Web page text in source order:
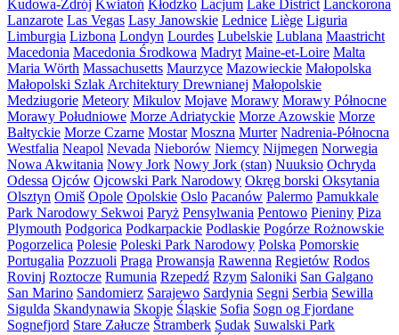
Kudowa-Zdrój Kwiatoń Kłodzko Lacjum Lake District Lanckorona
Lanzarote Las Vegas Lasy Janowskie Lednice Liège Liguria
Limburgia Lizbona Londyn Lourdes Lubelskie Lublana Maastricht
Macedonia Macedonia Środkowa Madryt Maine-et-Loire Malta
Maria Wörth Massachusetts Maurzyce Mazowieckie Małopolska
Małopolski Szlak Architektury Drewnianej Małopolskie
Medziugorie Meteory Mikulov Mojave Morawy Morawy Północne
Morawy Południowe Morze Adriatyckie Morze Azowskie Morze
Bałtyckie Morze Czarne Mostar Moszna Murter Nadrenia-Północna
Westfalia Neapol Nevada Nieborów Niemcy Nijmegen Norwegia
Nowa Akwitania Nowy Jork Nowy Jork (stan) Nuuksio Ochryda
Odessa Ojców Ojcowski Park Narodowy Okręg borski Oksytania
Olsztyn Omiš Opole Opolskie Oslo Pacanów Palermo Pamukkale
Park Narodowy Sekwoi Paryż Pensylwania Pentowo Pieniny Piza
Plymouth Podgorica Podkarpackie Podlaskie Pogórze Rożnowskie
Pogorzelica Polesie Poleski Park Narodowy Polska Pomorskie
Portugalia Pozzuoli Praga Prowansja Rawenna Regietów Rodos
Rovinj Roztocze Rumunia Rzepedź Rzym Saloniki San Galgano
San Marino Sandomierz Sarajewo Sardynia Segni Serbia Sewilla
Sigulda Skandynawia Skopje Śląskie Sofia Sogn og Fjordane
Sognefjord Stare Załucze Štramberk Sudak Suwalski Park